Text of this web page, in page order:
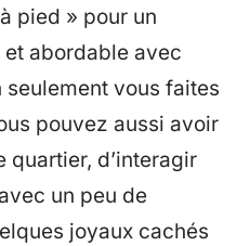
pied » pour un
abordable avec
vous faites
pouvez aussi avoir
quartier, d’interagir
un peu de
joyaux cachés